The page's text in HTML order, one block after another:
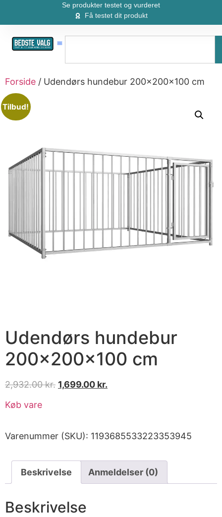
Se produkter testet og vurderet
Få testet dit produkt
Forside / Udendørs hundebur 200x200x100 cm
Tilbud!
Udendørs hundebur
200x200x100 cm
2,932.00kr. 1,699.00 kr.
Køb vare
Varenummer (SKU): 1193685533223353945
Beskrivelse Anmeldelser (0)
Beskrivelse